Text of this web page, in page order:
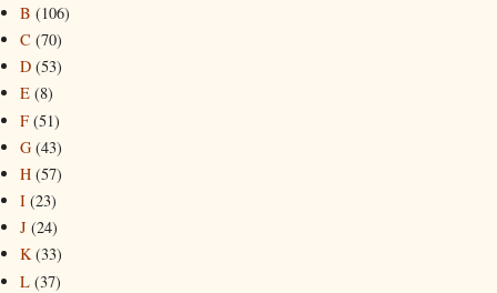
B (106)
C (70)
D (53)
E (8)
F (51)
G (43)
H (57)
I (23)
J (24)
K (33)
L (37)